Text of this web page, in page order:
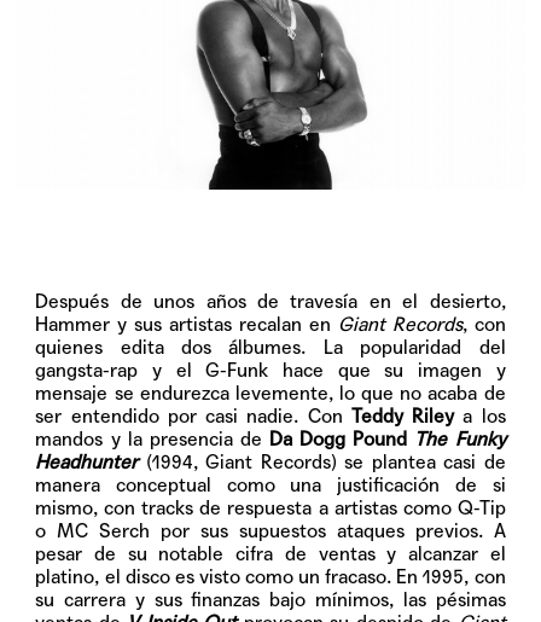
Después de unos años de travesía en el desierto,
Hammer y sus artistas recalan en Giant Records, con
quienes edita dos álbumes. La popularidad del
gangsta-rap y el G-Funk hace que su imagen y
mensaje se endurezca levemente, lo que no acaba de
ser entendido por casi nadie. Con Teddy Rileya los
mandos y la presencia de Da Dogg Pound The Funky
Headhunter(1994, Giant Records) se plantea casi de
manera conceptual como una justificación de si
mismo, con tracks de respuesta a artistas como Q-Tip
o MC Serch por sus supuestos ataques previos. A
pesar de su notable cifra de ventas y alcanzar el
platino, el disco es visto como un fracaso. En 1995, con
su carrera y sus finanzas bajo mínimos, las pésimas